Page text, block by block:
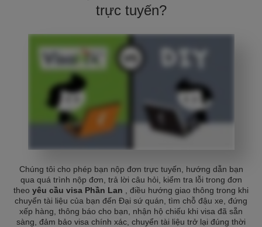
trực tuyến?
Chúng tôi cho phép bạn nộp đơn trực tuyến, hướng dẫn bạn
qua quá trình nộp đơn, trả lời câu hỏi, kiểm tra lỗi trong đơn
theo yêu cầu visa Phần Lan
, điều hướng giao thông trong khi
chuyển tài liệu của bạn đến Đại sứ quán, tìm chỗ đậu xe, đứng
xếp hàng, thông báo cho bạn, nhận hộ chiếu khi visa đã sẵn
sàng, đảm bảo visa chính xác, chuyển tài liệu trở lại đúng thời